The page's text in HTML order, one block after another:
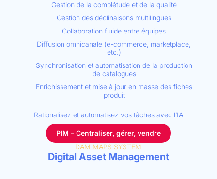
Gestion de la complétude et de la qualité
Gestion des déclinaisons multilingues
Collaboration fluide entre équipes
Diffusion omnicanale (e-commerce, marketplace,
etc.)
Synchronisation et automatisation de la production
de catalogues
Enrichissement et mise à jour en masse des fiches
produit
Rationalisez et automatisez vos tâches avec l’IA
PIM – Centraliser, gérer, vendre
DAM MAPS SYSTEM
Digital Asset Management